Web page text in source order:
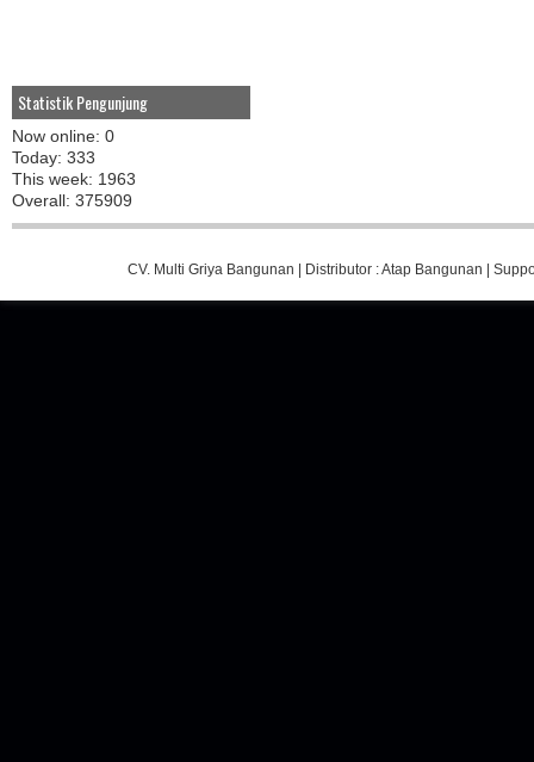
Statistik Pengunjung
Now online: 0
Today: 333
This week: 1963
Overall: 375909
CV. Multi Griya Bangunan | Distributor :Atap Bangunan |